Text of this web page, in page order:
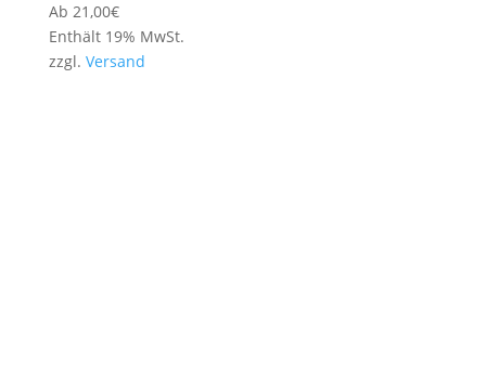
Ab 21,00€
Enthält 19% MwSt.
zzgl. Versand